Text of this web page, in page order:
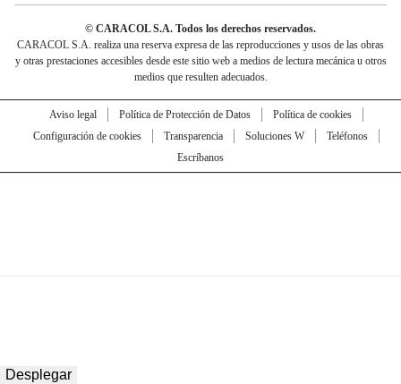
© CARACOL S.A. Todos los derechos reservados.
CARACOL S.A. realiza una reserva expresa de las reproducciones y usos de las obras
y otras prestaciones accesibles desde este sitio web a medios de lectura mecánica u otros
medios que resulten adecuados.
Aviso legal Política de Protección de Datos
Política de cookies
Configuración de cookies
Transparencia Soluciones W
Teléfonos
Escríbanos
Desplegar